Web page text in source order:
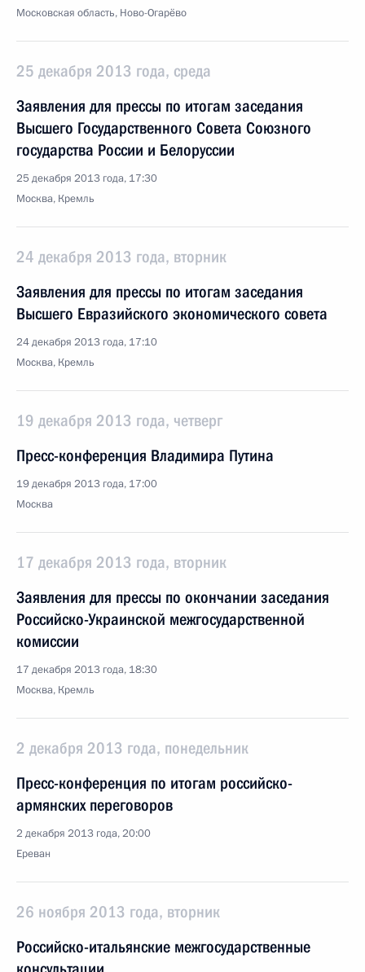
Московская область, Ново-Огарёво
25 декабря 2013 года, среда
Заявления для прессы по итогам заседания
Высшего Государственного Совета Союзного
государства России и Белоруссии
25 декабря 2013 года, 17:30
Москва, Кремль
24 декабря 2013 года, вторник
Заявления для прессы по итогам заседания
Высшего Евразийского экономического совета
24 декабря 2013 года, 17:10
Москва, Кремль
19 декабря 2013 года, четверг
Пресс-конференция Владимира Путина
19 декабря 2013 года, 17:00
Москва
17 декабря 2013 года, вторник
Заявления для прессы по окончании заседания
Российско-Украинской межгосударственной
комиссии
17 декабря 2013 года, 18:30
Москва, Кремль
2 декабря 2013 года, понедельник
Пресс-конференция по итогам российско-
армянских переговоров
2 декабря 2013 года, 20:00
Ереван
26 ноября 2013 года, вторник
Российско-итальянские межгосударственные